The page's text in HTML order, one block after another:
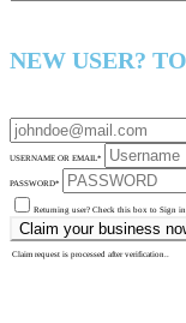
NEW USER?
USERNAME OR EMAIL*
PASSWORD*
Returning user? Check this box to Sign in
Claim request is processed after verification..